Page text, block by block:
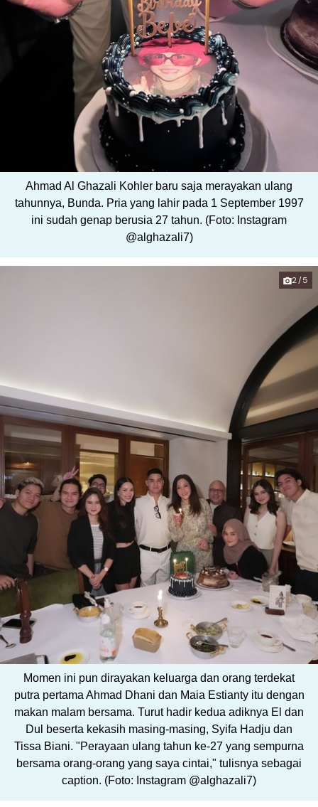
Ahmad Al Ghazali Kohler baru saja merayakan ulang
tahunnya, Bunda. Pria yang lahir pada 1 September 1997
ini sudah genap berusia 27 tahun. (Foto: Instagram
@alghazali7)
2/5
Momen ini pun dirayakan keluarga dan orang terdekat
putra pertama Ahmad Dhani dan Maia Estianty itu dengan
makan malam bersama. Turut hadir kedua adiknya El dan
Dul beserta kekasih masing-masing, Syifa Hadju dan
Tissa Biani. "Perayaan ulang tahun ke-27 yang sempurna
bersama orang-orang yang saya cintai," tulisnya sebagai
caption. (Foto: Instagram @alghazali7)